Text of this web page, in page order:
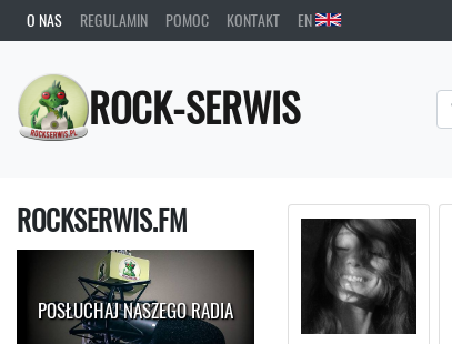
O NAS REGULAMIN POMOC KONTAKT EN
ROCK-SERWIS
ROCKSERWIS.FM
POSŁUCHAJ NASZEGO RADIA